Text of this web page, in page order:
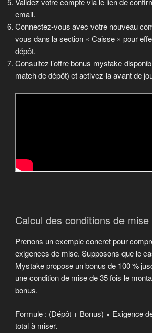
email.
Connectez-vous avec votre nouveau
vous dans la section « Caisse » pour
dépôt.
Consultez l’offre bonus mystake
match de dépôt) et activez-la avant de
Calcul des conditions de mise
Prenons un exemple concret pour
exigences de mise. Supposons que le
Mystake propose un bonus de 100 %
une condition de mise de 35 fois le
bonus.
Formule : (Dépôt + Bonus) × Exigence
total à miser.